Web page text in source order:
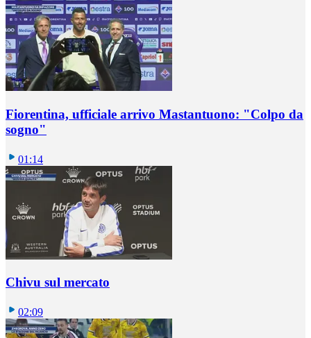
Fiorentina, ufficiale arrivo Mastantuono: "Colpo da
sogno"
01:14
Chivu sul mercato
02:09